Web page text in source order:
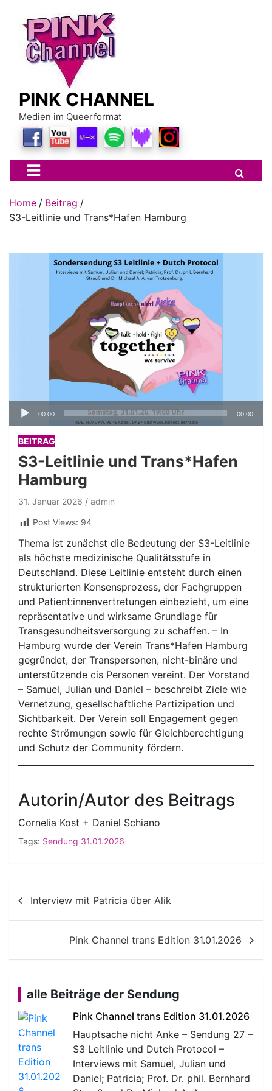
content
PINK CHANNEL
Medien im Queerformat
Home
Beitrag
S3-Leitlinie und Trans*Hafen Hamburg
Audio-
Player
00:00 00:00
BEITRAG
S3-Leitlinie und Trans*Hafen
Hamburg
31. Januar 2026
admin
Post Views: 94
Thema ist zunächst die Bedeutung der S3-Leitlinie
als höchste medizinische Qualitätsstufe in
Deutschland. Diese Leitlinie entsteht durch einen
strukturierten Konsensprozess, der Fachgruppen
und Patient:innenvertretungen einbezieht, um eine
repräsentative und wirksame Grundlage für
Transgesundheitsversorgung zu schaffen. – In
Hamburg wurde der Verein Trans*Hafen Hamburg
gegründet, der Transpersonen, nicht-binäre und
unterstützende cis Personen vereint. Der Vorstand
– Samuel, Julian und Daniel – beschreibt Ziele wie
Vernetzung, gesellschaftliche Partizipation und
Sichtbarkeit. Der Verein soll Engagement gegen
rechte Strömungen sowie für Gleichberechtigung
und Schutz der Community fördern.
Autorin/Autor des Beitrags
Cornelia Kost + Daniel Schiano
Tags: Sendung 31.01.2026
Beitragsnavigation
Interview mit Patricia über Alik
Pink Channel trans Edition 31.01.2026
alle Beiträge der Sendung
Pink Channel trans Edition 31.01.2026
Hauptsache nicht Anke – Sendung 27 –
S3 Leitlinie und Dutch Protocol –
Interviews mit Samuel, Julian und
Daniel; Patricia; Prof. Dr. phil. Bernhard